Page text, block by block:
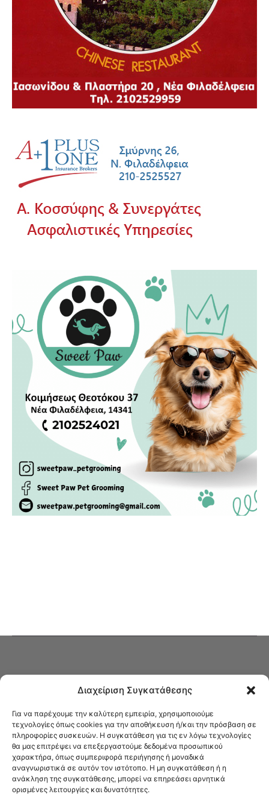
Διαχείριση Συγκατάθεσης
Για να παρέχουμε την καλύτερη εμπειρία, χρησιμοποιούμε
τεχνολογίες όπως cookies για την αποθήκευση ή/και την πρόσβαση σε
πληροφορίες συσκευών. Η συγκατάθεση για τις εν λόγω τεχνολογίες
θα μας επιτρέψει να επεξεργαστούμε δεδομένα προσωπικού
χαρακτήρα, όπως συμπεριφορά περιήγησης ή μοναδικά
αναγνωριστικά σε αυτόν τον ιστότοπο. Η μη συγκατάθεση ή η
ανάκληση της συγκατάθεσης, μπορεί να επηρεάσει αρνητικά
ορισμένες λειτουργίες και δυνατότητες.
Στο Καφενείο θα βρείτε όλες τις ειδήσεις που αφορούν την Νέα
Φιλαδέλφεια και τη Νέα Χαλκηδόνα, καυτή αρθρογραφία, καθώς και
όλα τα νέα που σας αφορούν.